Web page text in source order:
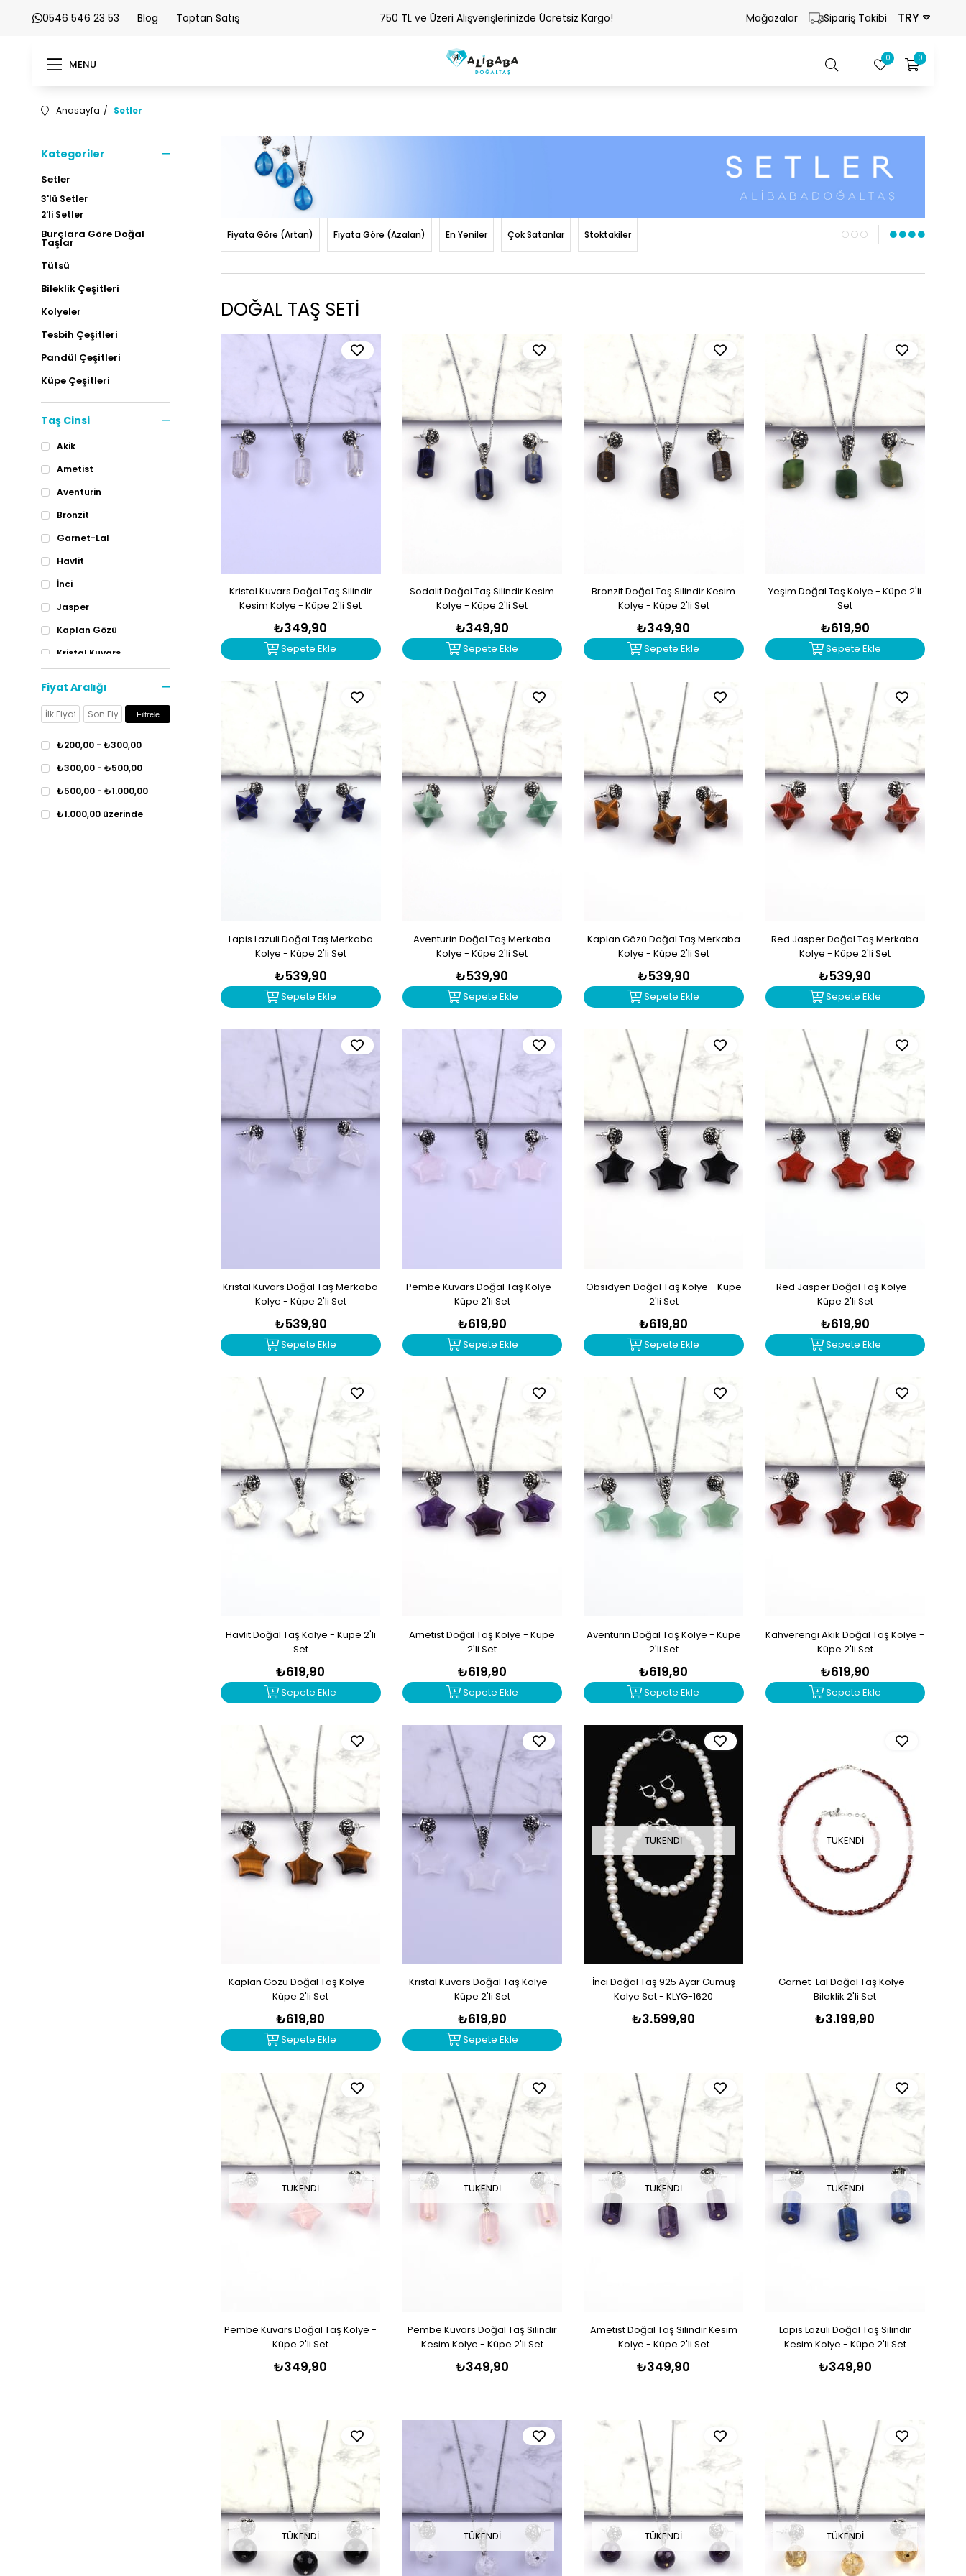
0546 546 23 53 Blog Toptan Satış 750 TL ve Üzeri Alışverişlerinizde Ücretsiz Kargo! Mağazalar Sipariş Takibi TRY
MENU 0
0
Anasayfa Setler
Kategoriler
Setler
3'lü Setler
2'li Setler
Burçlara Göre Doğal
Taşlar
Tütsü
Bileklik Çeşitleri
Kolyeler
Tesbih Çeşitleri
Pandül Çeşitleri
Küpe Çeşitleri
Masaj Taşları
Anahtarlık
Dizi Taş
Yüzük
Doğal Taşlar
Doğal Taş Kütleler
Outlet
Taş Cinsi
Akik
Ametist
Aventurin
Bronzit
Garnet-Lal
Havlit
İnci
Jasper
Kaplan Gözü
Kristal Kuvars
Obsidyen
Pembe Kuvars
Sodalit
Yeşim
Zebercet
Zultanit-Diaspor
Fiyat Aralığı
Filtrele
₺200,00 - ₺300,00
₺300,00 - ₺500,00
₺500,00 - ₺1.000,00
₺1.000,00 üzerinde
Fiyata Göre (Artan) Fiyata Göre (Azalan) En Yeniler Çok Satanlar Stoktakiler
DOĞAL TAŞ SETİ
Kristal Kuvars Doğal Taş Silindir
Kesim Kolye - Küpe 2'li Set
₺349,90
Sepete Ekle
Sodalit Doğal Taş Silindir Kesim
Kolye - Küpe 2'li Set
₺349,90
Sepete Ekle
Bronzit Doğal Taş Silindir Kesim
Kolye - Küpe 2'li Set
₺349,90
Sepete Ekle
Yeşim Doğal Taş Kolye - Küpe 2'li
Set
₺619,90
Sepete Ekle
Lapis Lazuli Doğal Taş Merkaba
Kolye - Küpe 2'li Set
₺539,90
Sepete Ekle
Aventurin Doğal Taş Merkaba
Kolye - Küpe 2'li Set
₺539,90
Sepete Ekle
Kaplan Gözü Doğal Taş Merkaba
Kolye - Küpe 2'li Set
₺539,90
Sepete Ekle
Red Jasper Doğal Taş Merkaba
Kolye - Küpe 2'li Set
₺539,90
Sepete Ekle
Kristal Kuvars Doğal Taş Merkaba
Kolye - Küpe 2'li Set
₺539,90
Sepete Ekle
Pembe Kuvars Doğal Taş Kolye -
Küpe 2'li Set
₺619,90
Sepete Ekle
Obsidyen Doğal Taş Kolye - Küpe
2'li Set
₺619,90
Sepete Ekle
Red Jasper Doğal Taş Kolye -
Küpe 2'li Set
₺619,90
Sepete Ekle
Havlit Doğal Taş Kolye - Küpe 2'li
Set
₺619,90
Sepete Ekle
Ametist Doğal Taş Kolye - Küpe
2'li Set
₺619,90
Sepete Ekle
Aventurin Doğal Taş Kolye - Küpe
2'li Set
₺619,90
Sepete Ekle
Kahverengi Akik Doğal Taş Kolye -
Küpe 2'li Set
₺619,90
Sepete Ekle
Kaplan Gözü Doğal Taş Kolye -
Küpe 2'li Set
₺619,90
Sepete Ekle
Kristal Kuvars Doğal Taş Kolye -
Küpe 2'li Set
₺619,90
Sepete Ekle
TÜKENDI
İnci Doğal Taş 925 Ayar Gümüş
Kolye Set - KLYG-1620
₺3.599,90
TÜKENDI
Garnet-Lal Doğal Taş Kolye -
Bileklik 2'li Set
₺3.199,90
TÜKENDI
Pembe Kuvars Doğal Taş Kolye -
Küpe 2'li Set
₺349,90
TÜKENDI
Pembe Kuvars Doğal Taş Silindir
Kesim Kolye - Küpe 2'li Set
₺349,90
TÜKENDI
Ametist Doğal Taş Silindir Kesim
Kolye - Küpe 2'li Set
₺349,90
TÜKENDI
Lapis Lazuli Doğal Taş Silindir
Kesim Kolye - Küpe 2'li Set
₺349,90
TÜKENDI TÜKENDI TÜKENDI TÜKENDI